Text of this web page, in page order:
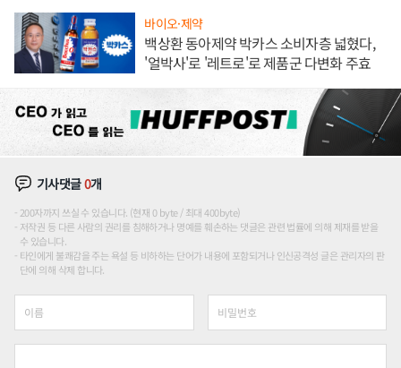
바이오·제약
백상환 동아제약 박카스 소비자층 넓혔다,
'얼박사'로 '레트로'로 제품군 다변화 주효
기사댓글0개
200자까지 쓰실 수 있습니다. (현재 0 byte / 최대 400byte)
저작권 등 다른 사람의 권리를 침해하거나 명예를 훼손하는 댓글은 관련 법률에 의해 제재를 받을
수 있습니다.
타인에게 불쾌감을 주는 욕설 등 비하하는 단어가 내용에 포함되거나 인신공격성 글은 관리자의 판
단에 의해 삭제 합니다.